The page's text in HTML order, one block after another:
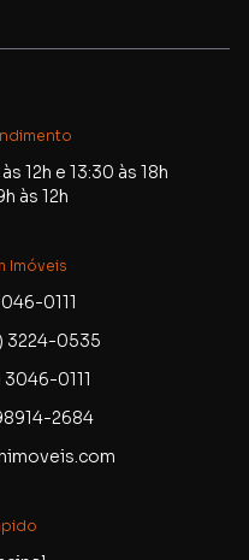
12h e 13:30 às 18h
às 12h
Imóveis
0111
3224-0535
0111
2684